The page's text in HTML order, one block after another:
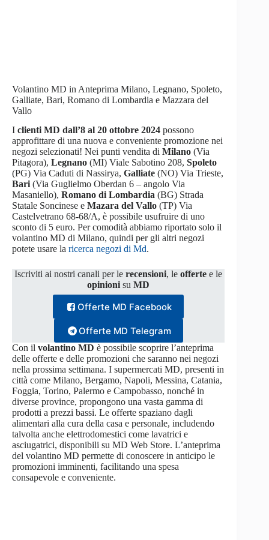
Volantino MD in Anteprima Milano, Legnano, Spoleto,
Galliate, Bari, Romano di Lombardia e Mazzara del
Vallo
I clienti MD dall’8 al 20 ottobre 2024 possono
approfittare di una nuova e conveniente promozione nei
negozi selezionati! Nei punti vendita di Milano (Via
Pitagora), Legnano (MI) Viale Sabotino 208, Spoleto
(PG) Via Caduti di Nassirya, Galliate (NO) Via Trieste,
Bari (Via Guglielmo Oberdan 6 – angolo Via
Masaniello), Romano di Lombardia (BG) Strada
Statale Soncinese e Mazara del Vallo (TP) Via
Castelvetrano 68-68/A, è possibile usufruire di uno
sconto di 5 euro. Per comodità abbiamo riportato solo il
volantino MD di Milano, quindi per gli altri negozi
potete usare la ricerca negozi di Md.
Iscriviti ai nostri canali per lerecensioni, leoffertee le
opinioni suMD
Offerte MD Facebook
Offerte MD Telegram
Con il volantino MD è possibile scoprire l’anteprima
delle offerte e delle promozioni che saranno nei negozi
nella prossima settimana. I supermercati MD, presenti in
città come Milano, Bergamo, Napoli, Messina, Catania,
Foggia, Torino, Palermo e Campobasso, nonché in
diverse province, propongono una vasta gamma di
prodotti a prezzi bassi. Le offerte spaziano dagli
alimentari alla cura della casa e personale, includendo
talvolta anche elettrodomestici come lavatrici e
asciugatrici, disponibili su MD Web Store. L’anteprima
del volantino MD permette di conoscere in anticipo le
promozioni imminenti, facilitando una spesa
consapevole e conveniente.